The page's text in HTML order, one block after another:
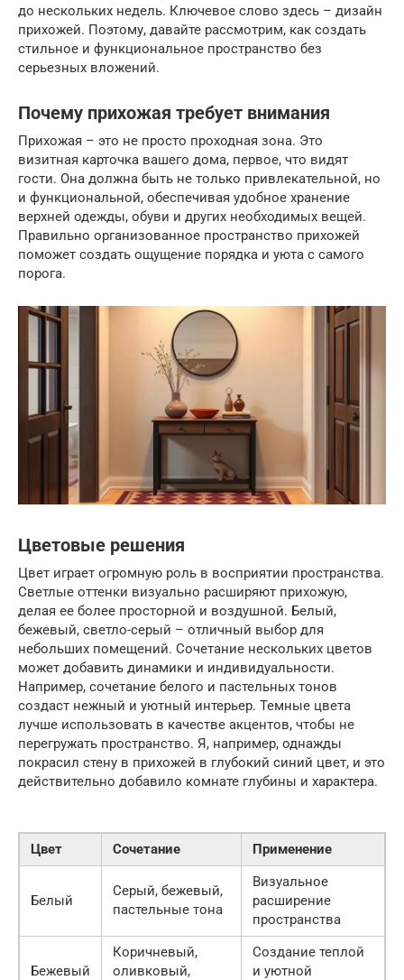
до нескольких недель. Ключевое слово здесь – дизайн
прихожей. Поэтому, давайте рассмотрим, как создать
стильное и функциональное пространство без
серьезных вложений.
Почему прихожая требует внимания
Прихожая – это не просто проходная зона. Это
визитная карточка вашего дома, первое, что видят
гости. Она должна быть не только привлекательной, но
и функциональной, обеспечивая удобное хранение
верхней одежды, обуви и других необходимых вещей.
Правильно организованное пространство прихожей
поможет создать ощущение порядка и уюта с самого
порога.
Цветовые решения
Цвет играет огромную роль в восприятии пространства.
Светлые оттенки визуально расширяют прихожую,
делая ее более просторной и воздушной. Белый,
бежевый, светло-серый – отличный выбор для
небольших помещений. Сочетание нескольких цветов
может добавить динамики и индивидуальности.
Например, сочетание белого и пастельных тонов
создаст нежный и уютный интерьер. Темные цвета
лучше использовать в качестве акцентов, чтобы не
перегружать пространство. Я, например, однажды
покрасил стену в прихожей в глубокий синий цвет, и это
действительно добавило комнате глубины и характера.
Цвет Сочетание Применение
Белый
Серый, бежевый,
пастельные тона
Визуальное
расширение
пространства
Бежевый
Коричневый,
оливковый,
Создание теплой
и уютной